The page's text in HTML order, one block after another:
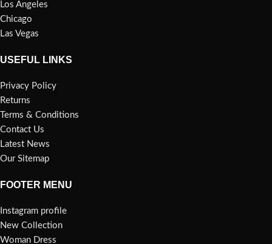
Los Angeles
Chicago
Las Vegas
USEFUL LINKS
Privacy Policy
Returns
Terms & Conditions
Contact Us
Latest News
Our Sitemap
FOOTER MENU
Instagram profile
New Collection
Woman Dress